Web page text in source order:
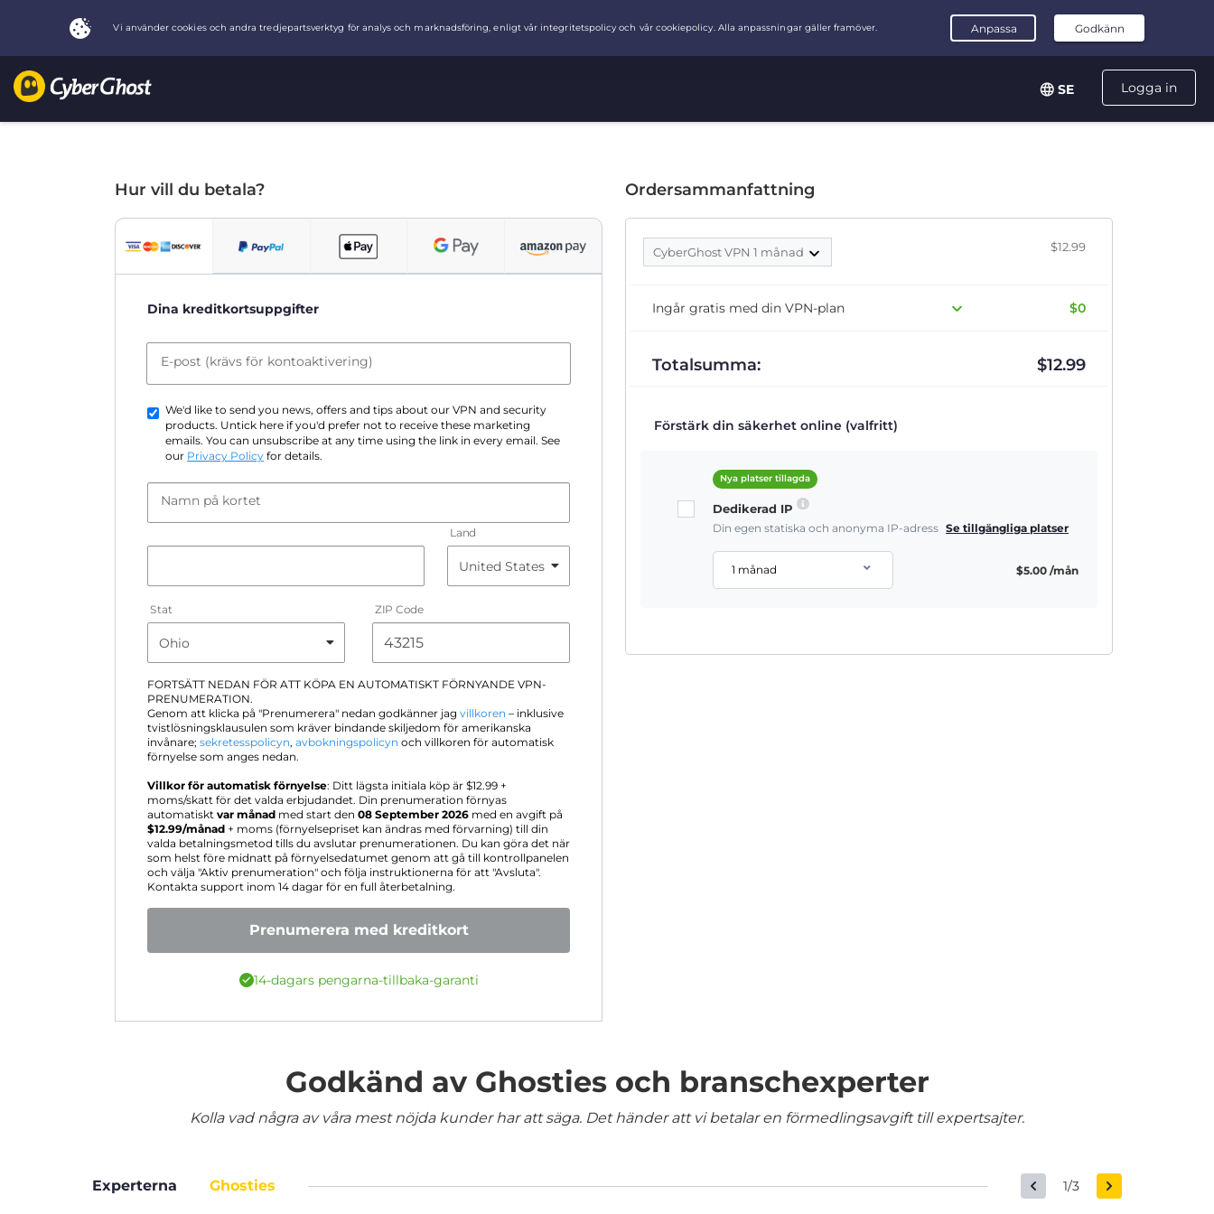
Logga in
SE
Hur vill du betala?
Dina kreditkortsuppgifter
E-post (krävs för kontoaktivering)
We'd like to send you news, offers and tips about our VPN and security
products. Untick here if you'd prefer not to receive these marketing
emails. You can unsubscribe at any time using the link in every email. See
our Privacy Policy for details.
Namn på kortet
Land
Stat ZIP Code
FORTSÄTT NEDAN FÖR ATT KÖPA EN AUTOMATISKT FÖRNYANDE VPN-
PRENUMERATION.
Genom att klicka på "Prenumerera" nedan godkänner jag villkoren – inklusive
tvistlösningsklausulen som kräver bindande skiljedom för amerikanska
invånare; sekretesspolicyn, avbokningspolicyn och villkoren för automatisk
förnyelse som anges nedan.
Villkor för automatisk förnyelse: Ditt lägsta initiala köp är $12.99 +
moms/skatt för det valda erbjudandet. Din prenumeration förnyas
automatiskt var månad med start den 08 September 2026 med en avgift på
$12.99/månad + moms (förnyelsepriset kan ändras med förvarning) till din
valda betalningsmetod tills du avslutar prenumerationen. Du kan göra det när
som helst före midnatt på förnyelsedatumet genom att gå till kontrollpanelen
och välja "Aktiv prenumeration" och följa instruktionerna för att "Avsluta".
Kontakta support inom 14 dagar för en full återbetalning.
Prenumerera med kreditkort
14-dagars pengarna-tillbaka-garanti
Ordersammanfattning
CyberGhost VPN 1 månad $12.99
Ingår gratis med din VPN-plan $0
Totalsumma: $12.99
Förstärk din säkerhet online (valfritt)
Nya platser tillagda
Dedikerad IP
Din egen statiska och anonyma IP-adress Se tillgängliga platser
1 månad $5.00 /mån
Godkänd av Ghosties och branschexperter
Kolla vad några av våra mest nöjda kunder har att säga. Det händer att vi betalar en förmedlingsavgift till expertsajter.
Experterna Ghosties 1/3